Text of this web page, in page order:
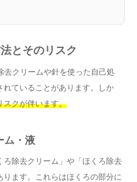
とそのリスク
去クリームや針を使った自己処
ていることがあります。しか
スクが伴います。
ム・液
除去クリーム」や「ほくろ除去
ます。これらはほくろの部分に